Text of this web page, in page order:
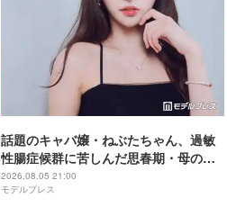
話題のキャバ嬢・ねぶたちゃん、過敏
性腸症候群に苦しんだ思春期・母の蒸
発…“どん底からの脱出劇”「生きるの
って大変」人生変えた言葉とは【イン
2026.08.05 21:00
モデルプレス